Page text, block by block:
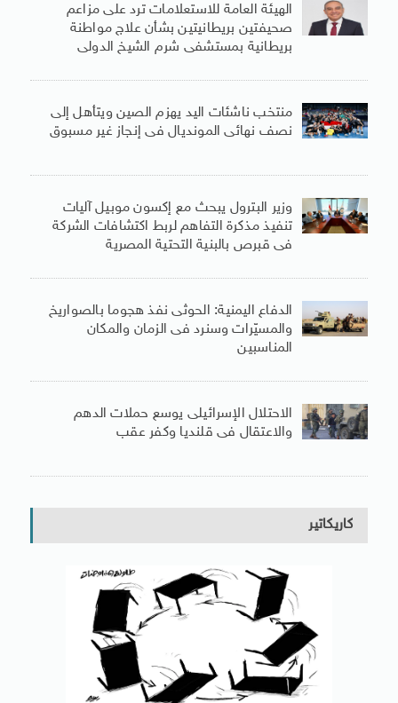
الهيئة العامة للاستعلامات ترد على مزاعم
صحيفتين بريطانيتين بشأن علاج مواطنة
بريطانية بمستشفى شرم الشيخ الدولى
منتخب ناشئات اليد يهزم الصين ويتأهل إلى
نصف نهائى المونديال فى إنجاز غير مسبوق
وزير البترول يبحث مع إكسون موبيل آليات
تنفيذ مذكرة التفاهم لربط اكتشافات الشركة
فى قبرص بالبنية التحتية المصرية
الدفاع اليمنية: الحوثى نفذ هجوما بالصواريخ
والمسيّرات وسنرد فى الزمان والمكان
المناسبين
الاحتلال الإسرائيلى يوسع حملات الدهم
والاعتقال فى قلنديا وكفر عقب
كاريكاتير